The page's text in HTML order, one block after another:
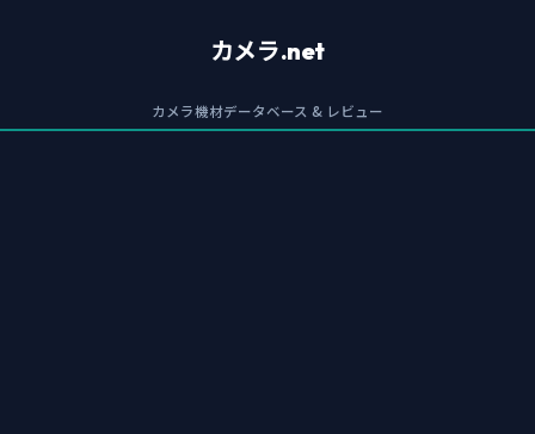
カメラ.net
カメラ機材データベース & レビュー